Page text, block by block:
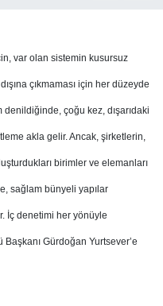
var olan sistemin kusursuz
çıkmaması için her düzeyde
çoğu kez, dışarıdaki
akla gelir. Ancak, şirketlerin,
birimler ve elemanları
sağlam bünyeli yapılar
İç denetimi her yönüyle
Gürdoğan Yurtsever’e